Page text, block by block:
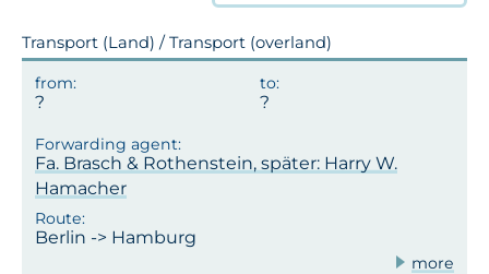
Transport (Land) / Transport (overland)
Fa. Brasch & Rothenstein, später: Harry W.
Hamacher
Berlin -> Hamburg
more